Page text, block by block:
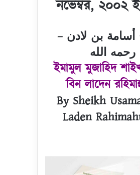
নভেম্বর, ২০০২
أسامة بن لادن –
رحمه الله
ইমামুল মুজাহিদ
বিন লাদেন
By Sheikh
Laden